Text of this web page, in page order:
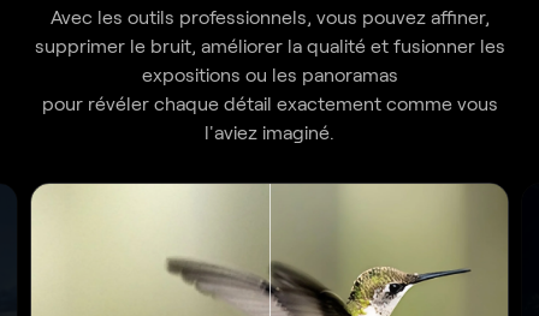
Avec les outils professionnels, vous pouvez affiner,
supprimer le bruit, améliorer la qualité et fusionner les
expositions ou les panoramas
pour révéler chaque détail exactement comme vous
l'aviez imaginé.